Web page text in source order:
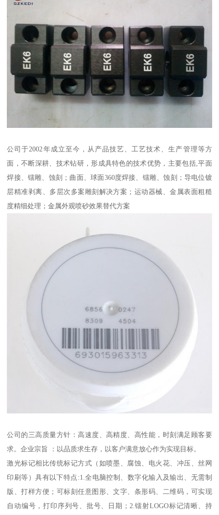
公司于2002年成立至今，从产品技艺、工艺技术、生产管理等方
面，不断深耕、技术钻研，形成具特色的技术优势，主要包括,平面
焊接、镭雕、蚀刻；曲面、球面360度焊接、镭雕、蚀刻；导电位镀
层精准剥离、多层次多案雕刻解决方案；运动器械、金属表面粗糙
度精细处理；金属外观喷砂效果替代方案
公司的三高质量方针：高速度、高精度、高性能，时刻满足顾客要
求。企业宗旨 ：以品质求生存，以客户满意放心作为实现目标。
激光标记相比传统标记方式（如喷墨、腐蚀、电火花、冲压、丝网
印刷等）具有以下特点:1.全电脑控制、数字化输入及输出、无需制
版、打样方便；可标刻任意图形、文字、条形码、二维码，可实现
自动编号，打印序列号、批号、日期；2.镭射LOGO标记清晰、持